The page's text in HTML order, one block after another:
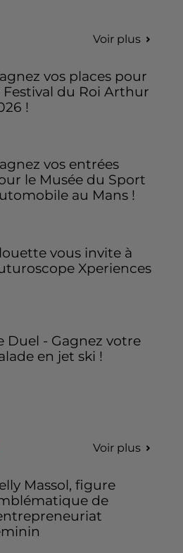
Voir plus
vos places pour
Festival du Roi Arthur
!
vos entrées
le Musée du Sport
au Mans !
vous invite à
Xperiences
Duel - Gagnez votre
en jet ski !
Voir plus
Massol, figure
de